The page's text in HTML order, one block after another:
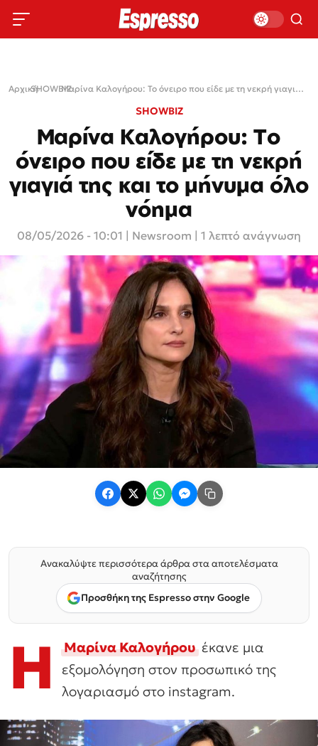
Αρχική›
SHOWBIZ› Μαρίνα Καλογήρου: Το όνειρο που είδε με τη νεκρή γιαγιά της και το μήνυμα όλο νόημα
SHOWBIZ
Μαρίνα Καλογήρου: Το
όνειρο που είδε με τη νεκρή
γιαγιά της και το μήνυμα όλο
νόημα
08/05/2026 - 10:01 Newsroom | 1 λεπτό ανάγνωση
Ανακαλύψτε περισσότερα άρθρα στα αποτελέσματα
αναζήτησης
Προσθήκη της Espresso στην Google
Η Μαρίνα Καλογήρουέκανε μια
εξομολόγηση στον προσωπικό της
λογαριασμό στο instagram.